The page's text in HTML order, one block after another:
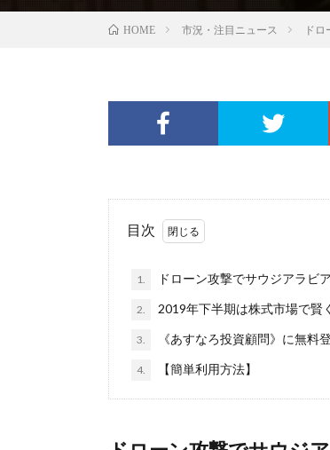
HOME 市況・注目ニュース ド
目次
1. ドローン攻撃でサウジアラビ
2. 2019年下半期は株式市場で賢
3. 《あすなろ投資顧問》に無料
4. 【簡単利用方法】